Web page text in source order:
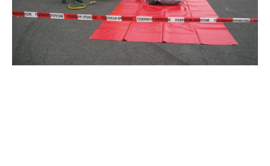
multifonctionnelle est indéchirable,
antisalissure et étanche. Elle empêche ainsi
de salir les appareils déposés sur le lieu
d'intervention. Des œillets sur le bord de la